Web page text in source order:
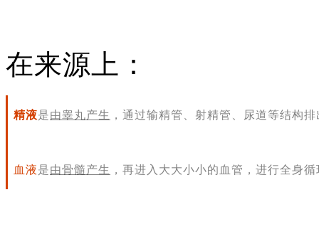
在来源上：
精液是由睾丸产生 ，通过输精管、射精管、尿道等结构
血液是由骨髓产生 ，再进入大大小小的血管，进行全身